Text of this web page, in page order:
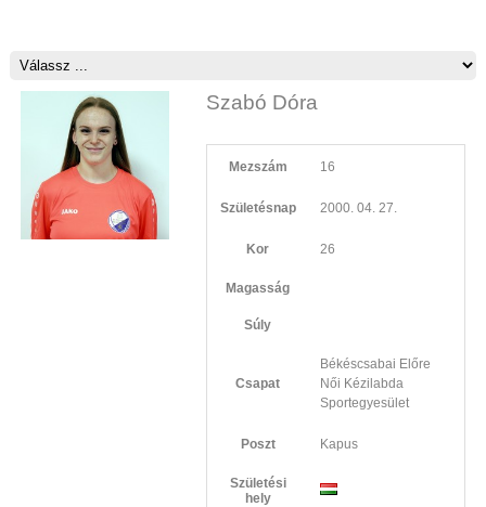
Szabó Dóra
Mezszám 16
Születésnap 2000. 04. 27.
Kor 26
Magasság
Súly
Csapat
Békéscsabai Előre
Női Kézilabda
Sportegyesület
Poszt Kapus
Születési
hely